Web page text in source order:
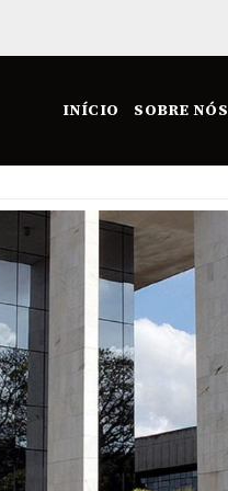
INÍCIO SOBRE NÓS